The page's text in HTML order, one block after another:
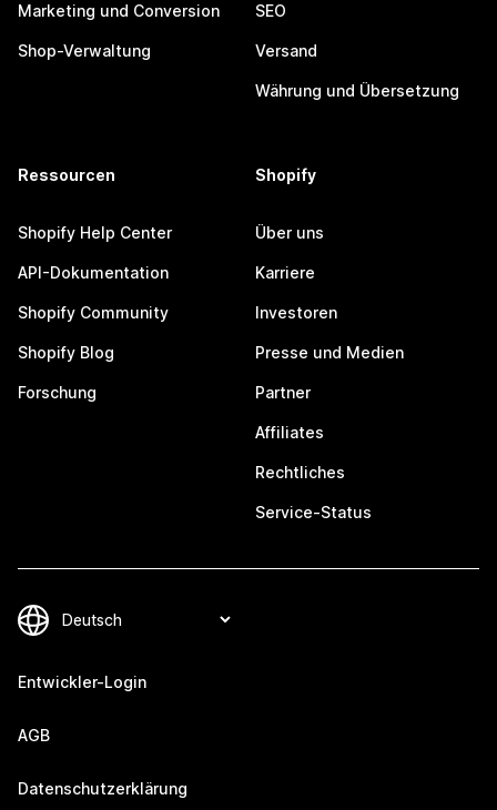
Marketing und Conversion
Shop-Verwaltung
SEO
Versand
Währung und Übersetzung
Ressourcen
Shopify Help Center
API-Dokumentation
Shopify Community
Shopify Blog
Forschung
Shopify
Über uns
Karriere
Investoren
Presse und Medien
Partner
Affiliates
Rechtliches
Service-Status
Entwickler-Login
AGB
Datenschutzerklärung